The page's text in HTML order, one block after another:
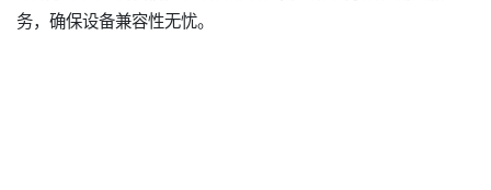
务，确保设备兼容性无忧。